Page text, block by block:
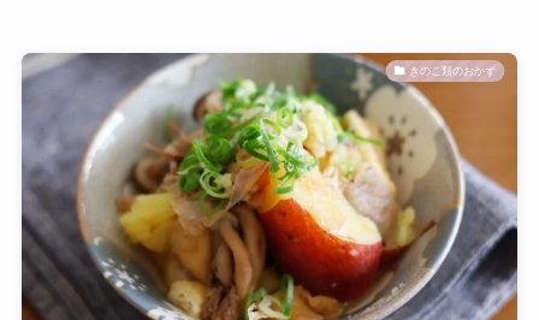
きのこ類のおかず